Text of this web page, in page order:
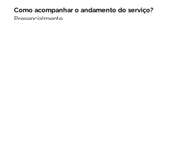
Como acompanhar o andamento do serviço?
Presencialmente